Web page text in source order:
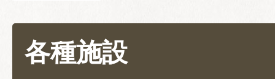
各種施設